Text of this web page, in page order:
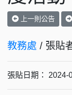
上一則公告
教務處 / 張貼
張貼日期：